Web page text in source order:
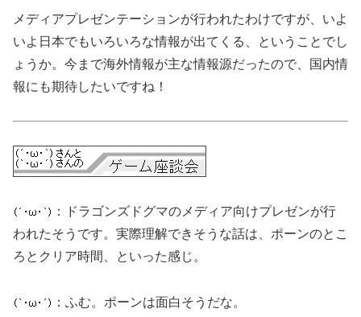
メディアプレゼンテーションが行われたわけですが、いよ
いよ日本でもいろいろな情報が出てくる、ということでし
ょうか。今まで海外情報が主な情報源だったので、国内情
報にも期待したいですね！
：ドラゴンズドグマのメディア向けプレゼンが行
われたそうです。実際理解できそうな話は、ポーンのとこ
ろとクリア時間、といった感じ。
：ふむ。ポーンは面白そうだな。